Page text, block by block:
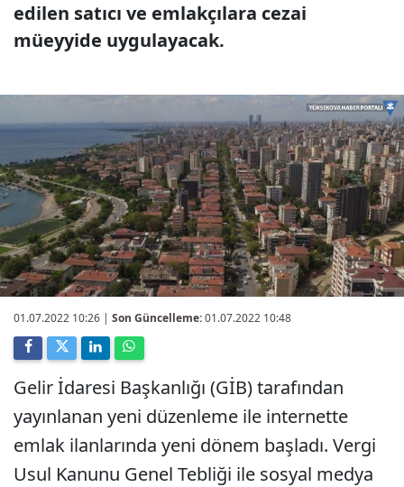
edilen satıcı ve emlakçılara cezai
müeyyide uygulayacak.
01.07.2022 10:26 | Son Güncelleme:01.07.2022 10:48
Gelir İdaresi Başkanlığı (GİB) tarafından
yayınlanan yeni düzenleme ile internette
emlak ilanlarında yeni dönem başladı. Vergi
Usul Kanunu Genel Tebliği ile sosyal medya